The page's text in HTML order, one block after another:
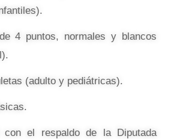
4 puntos, normales y blancos
(adulto y pediátricas).
con el respaldo de la Diputada